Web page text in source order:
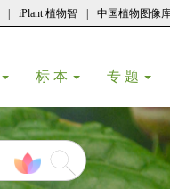
iPlant 植物智 中国植物图像
标 本 专 题